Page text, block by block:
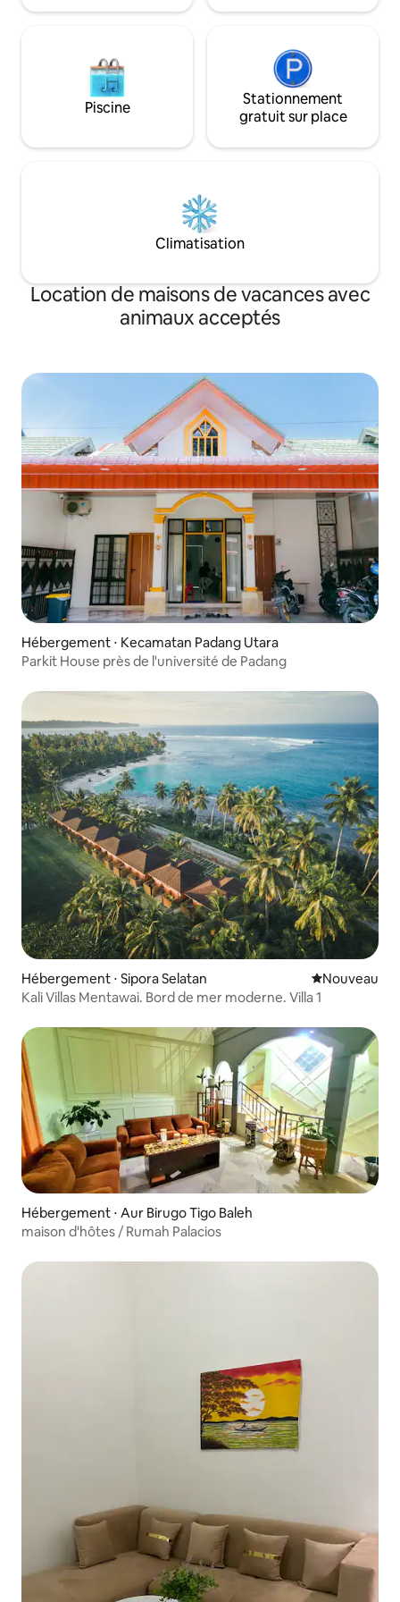
Piscine
Stationnement
gratuit sur place
Climatisation
Location de maisons de vacances avec
animaux acceptés
Hébergement ⋅ Kecamatan Padang Utara
Parkit House près de l'université de Padang
Hébergement ⋅ Sipora Selatan Nouvel
Nouveau
Kali Villas Mentawai. Bord de mer moderne. Villa 1
Hébergement ⋅ Aur Birugo Tigo Baleh
maison d'hôtes / Rumah Palacios